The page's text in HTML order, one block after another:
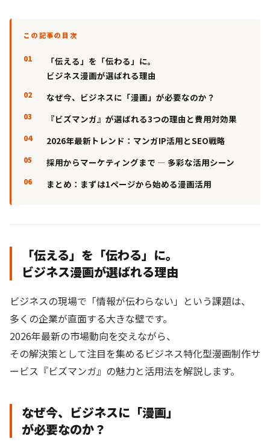
この記事の目次
「伝える」を「伝わる」に。
ビジネス漫画が選ばれる理由
なぜ今、ビジネスに「漫画」が必要なのか？
『ビズマンガ』が選ばれる3つの理由と費用対効果
2026年最新トレンド：マンガIP活用とSEO戦略
採用からマーケティングまで — 多彩な活用シーン
まとめ：まずは1ページから始める漫画活用
「伝える」を「伝わる」に。
ビジネス漫画が選ばれる理由
ビジネスの現場で「情報が伝わらない」という課題は、
多くの企業が直面する大きな壁です。
2026年最新の市場動向を交えながら、
その解決策として注目を集めるビジネス特化型漫画制作サ
ービス『ビズマンガ』の魅力と活用法を解説します。
なぜ今、ビジネスに「漫画」
が必要なのか？